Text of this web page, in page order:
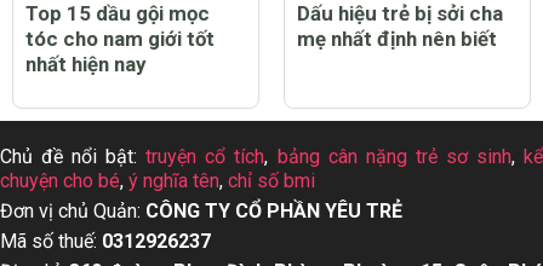
Top 15 dầu gội mọc
tóc cho nam giới tốt
nhất hiện nay
Dấu hiệu trẻ bị sởi cha
mẹ nhất định nên biết
Chủ đề nổi bật:truyện cổ tích, bảng cân nặng trẻ sơ sinh,kể
chuyện cho bé, ý nghĩa tên, chỉ số bmi
Đơn vị chủ Quản: CÔNG TY CỔ PHẦN YÊU TRẺ
Mã số thuế: 0312926237